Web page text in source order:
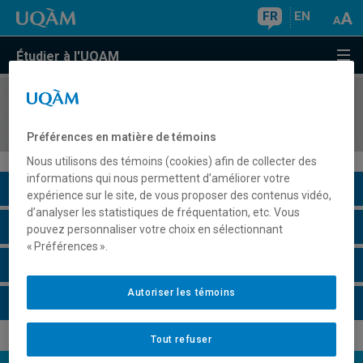
FR EN
Étudier à l'UQAM
COURS//
Description du cours
Horaire - Été 2026
Préférences en matière de témoins
Nous utilisons des témoins (cookies) afin de collecter des
informations qui nous permettent d’améliorer votre
expérience sur le site, de vous proposer des contenus vidéo,
d’analyser les statistiques de fréquentation, etc. Vous
pouvez personnaliser votre choix en sélectionnant
« Préférences ».
Tout refuser
Autoriser les témoins